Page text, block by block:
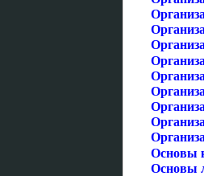
Основы
Основы